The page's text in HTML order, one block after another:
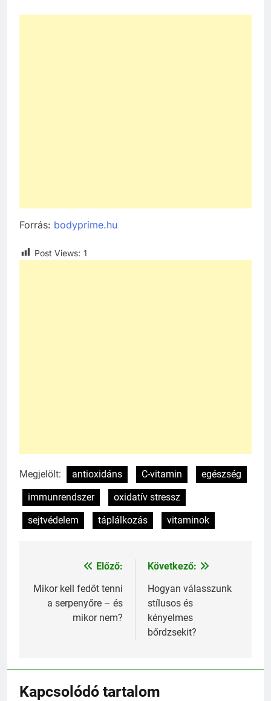
Forrás: bodyprime.hu
Post Views: 1
Megjelölt: antioxidáns C-vitamin
egészség
immunrendszer
oxidatív stressz
sejtvédelem
táplálkozás vitaminok
Bejegyzés
navigáció
Előző:
Mikor kell fedőt tenni
a serpenyőre – és
mikor nem?
Következő:
Hogyan válasszunk
stílusos és
kényelmes
bőrdzsekit?
Kapcsolódó tartalom